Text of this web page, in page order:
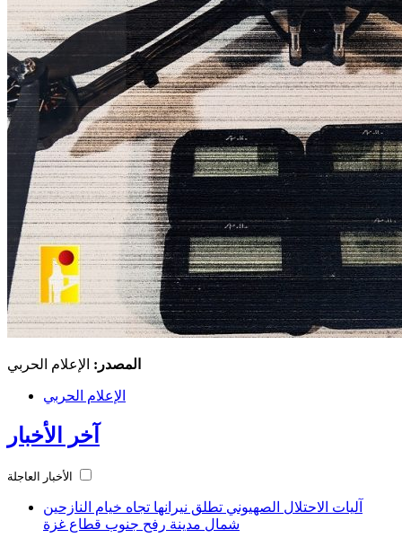
المصدر: الإعلام الحربي
الإعلام الحربي
آخر الأخبار
الأخبار العاجلة
آليات الاحتلال الصهيوني تطلق نيرانها تجاه خيام النازحين
شمال مدينة رفح جنوب قطاع غزة